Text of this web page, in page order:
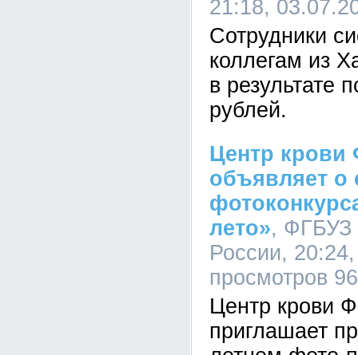
21:18,
Сотрудники
коллегам из
в результате
рублей.
Центр
объявляет о
лето», ФГБУЗ
России,
просмотров
Центр крови
приглашает